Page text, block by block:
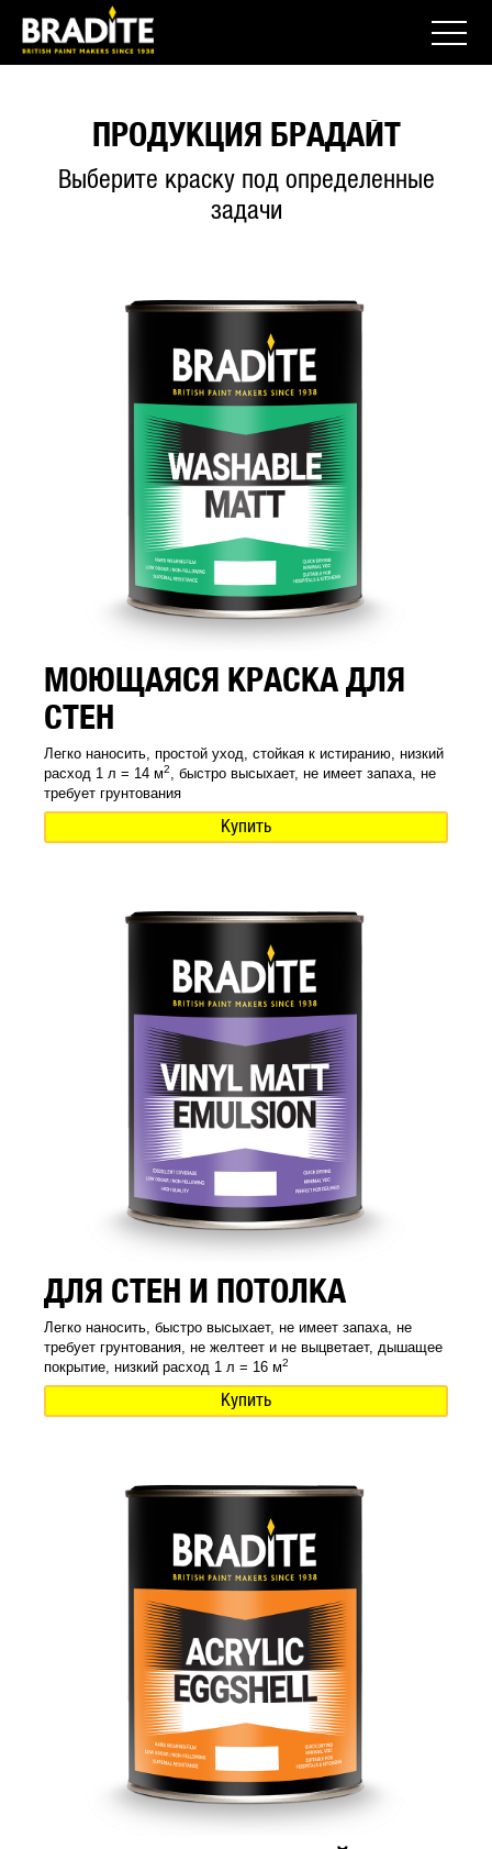
ПРОДУКЦИЯ БРАДАЙТ
Выберите краску под определенные
задачи
МОЮЩАЯСЯ КРАСКА ДЛЯ
СТЕН
Легко наносить, простой уход, стойкая к истиранию, низкий
расход 1 л = 14 м2
, быстро высыхает, не имеет запаха, не
требует грунтования
Купить
ДЛЯ СТЕН И ПОТОЛКА
Легко наносить, быстро высыхает, не имеет запаха, не
требует грунтования, не желтеет и не выцветает, дышащее
покрытие, низкий расход 1 л = 16 м2
Купить